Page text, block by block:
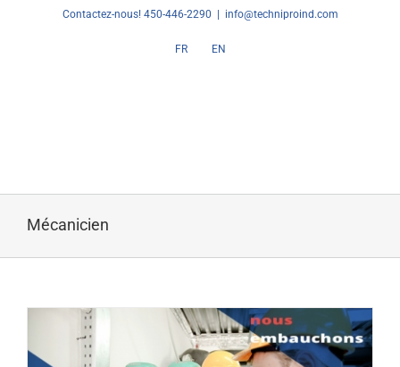
Contactez-nous! 450-446-2290 info@techniproind.com
FR EN
Mécanicien